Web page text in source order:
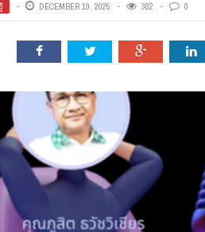
DECEMBER 19, 2025 302 0